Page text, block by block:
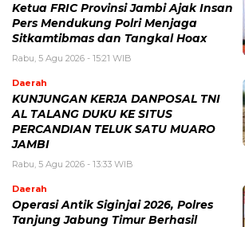
Ketua FRIC Provinsi Jambi Ajak Insan
Pers Mendukung Polri Menjaga
Sitkamtibmas dan Tangkal Hoax
Rabu, 5 Agu 2026 - 15:21 WIB
Daerah
KUNJUNGAN KERJA DANPOSAL TNI
AL TALANG DUKU KE SITUS
PERCANDIAN TELUK SATU MUARO
JAMBI
Rabu, 5 Agu 2026 - 13:33 WIB
Daerah
Operasi Antik Siginjai 2026, Polres
Tanjung Jabung Timur Berhasil